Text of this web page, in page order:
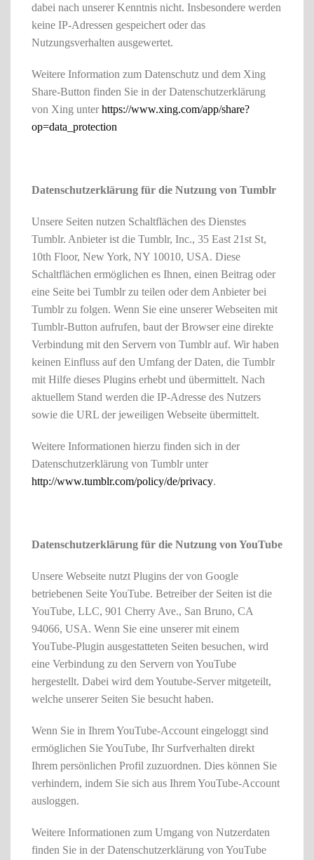
dabei nach unserer Kenntnis nicht. Insbesondere werden
keine IP-Adressen gespeichert oder das
Nutzungsverhalten ausgewertet.
Weitere Information zum Datenschutz und dem Xing
Share-Button finden Sie in der Datenschutzerklärung
von Xing unterhttps://www.xing.com/app/share?
op=data_protection
Datenschutzerklärung für die Nutzung von Tumblr
Unsere Seiten nutzen Schaltflächen des Dienstes
Tumblr. Anbieter ist die Tumblr, Inc., 35 East 21st St,
10th Floor, New York, NY 10010, USA. Diese
Schaltflächen ermöglichen es Ihnen, einen Beitrag oder
eine Seite bei Tumblr zu teilen oder dem Anbieter bei
Tumblr zu folgen. Wenn Sie eine unserer Webseiten mit
Tumblr-Button aufrufen, baut der Browser eine direkte
Verbindung mit den Servern von Tumblr auf. Wir haben
keinen Einfluss auf den Umfang der Daten, die Tumblr
mit Hilfe dieses Plugins erhebt und übermittelt. Nach
aktuellem Stand werden die IP-Adresse des Nutzers
sowie die URL der jeweiligen Webseite übermittelt.
Weitere Informationen hierzu finden sich in der
Datenschutzerklärung von Tumblr unter
http://www.tumblr.com/policy/de/privacy.
Datenschutzerklärung für die Nutzung von YouTube
Unsere Webseite nutzt Plugins der von Google
betriebenen Seite YouTube. Betreiber der Seiten ist die
YouTube, LLC, 901 Cherry Ave., San Bruno, CA
94066, USA. Wenn Sie eine unserer mit einem
YouTube-Plugin ausgestatteten Seiten besuchen, wird
eine Verbindung zu den Servern von YouTube
hergestellt. Dabei wird dem Youtube-Server mitgeteilt,
welche unserer Seiten Sie besucht haben.
Wenn Sie in Ihrem YouTube-Account eingeloggt sind
ermöglichen Sie YouTube, Ihr Surfverhalten direkt
Ihrem persönlichen Profil zuzuordnen. Dies können Sie
verhindern, indem Sie sich aus Ihrem YouTube-Account
ausloggen.
Weitere Informationen zum Umgang von Nutzerdaten
finden Sie in der Datenschutzerklärung von YouTube